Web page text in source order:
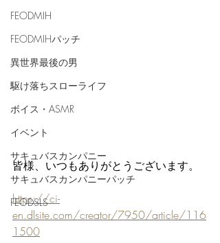
FEODMIH
FEODMIHパッチ
異世界最後の男
駆け落ちスローライフ
ボイス・ASMR
イベント
サキュバスカンパニー
サキュバスカンパニーパッチ
FEODSLS
皆様、いつもありがとうございます。
https://ci-
en.dlsite.com/creator/7950/article/116
1500